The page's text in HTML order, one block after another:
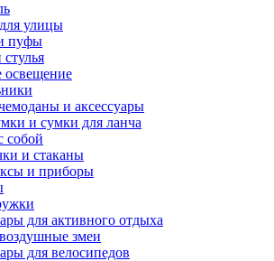
улицы
пуфы
освещение
и аксессуары
и сумки для ланча
собой
и стаканы
и приборы
для активного отдыха
змеи
для велосипедов